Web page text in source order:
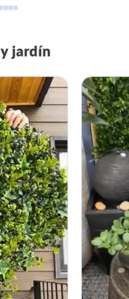
y jardín